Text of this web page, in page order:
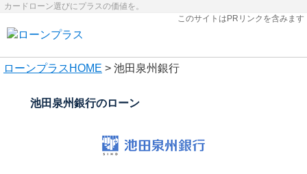
カードローン選びにプラスの価値を。
このサイトはPRリンクを含みます
ローンプラス HOME > 池田泉州銀行
池田泉州銀行のローン